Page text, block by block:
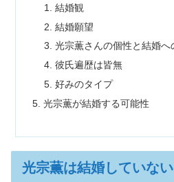
結婚観
結婚願望
光宗薫さんの個性と結婚へ
彼氏遍歴は皆無
好みのタイプ
光宗薫が結婚する可能性
光宗薫は結婚していない